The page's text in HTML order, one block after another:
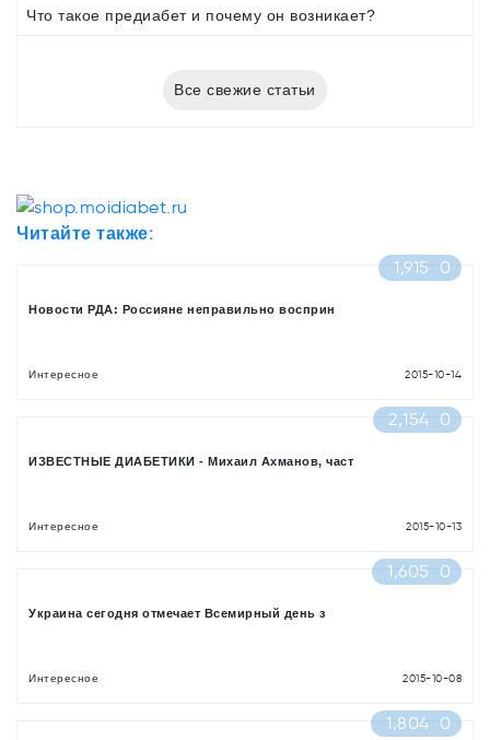
Что такое предиабет и почему он возникает?
Все свежие статьи
Читайте также:
1,915
0
Новости РДА: Россияне неправильно восприн
Интересное 2015-10-14
2,154 0
ИЗВЕСТНЫЕ ДИАБЕТИКИ - Михаил Ахманов, част
Интересное 2015-10-13
1,605 0
Украина сегодня отмечает Всемирный день з
Интересное 2015-10-08
1,804 0